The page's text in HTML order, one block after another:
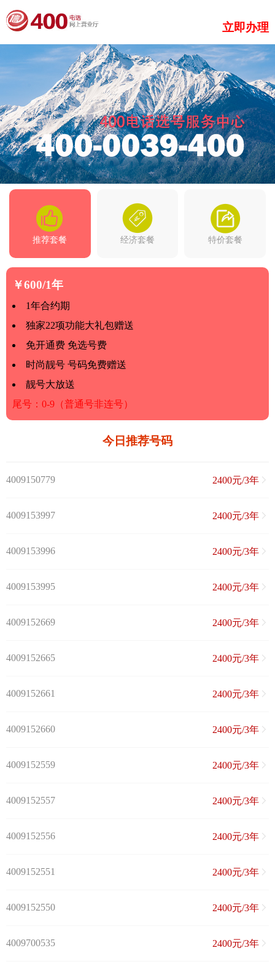
立即办理
推荐套餐 经济套餐 特价套餐
￥600/1年
1年合约期
独家22项功能大礼包赠送
免开通费 免选号费
时尚靓号 号码免费赠送
靓号大放送
尾号：0-9（普通号非连号）
今日推荐号码
4009150779 2400元/3年
4009153997 2400元/3年
4009153996 2400元/3年
4009153995 2400元/3年
4009152669 2400元/3年
4009152665 2400元/3年
4009152661 2400元/3年
4009152660 2400元/3年
4009152559 2400元/3年
4009152557 2400元/3年
4009152556 2400元/3年
4009152551 2400元/3年
4009152550 2400元/3年
4009700535 2400元/3年